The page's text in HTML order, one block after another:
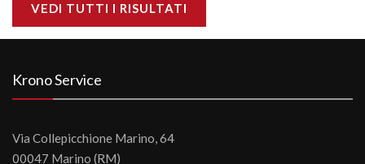
VEDI TUTTI I RISULTATI
Krono Service
Via Collepicchione Marino, 64
00047 Marino (RM)